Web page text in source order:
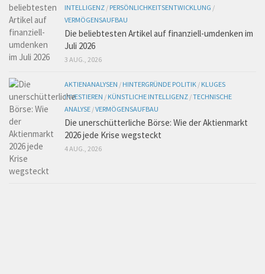
INTELLIGENZ / PERSÖNLICHKEITSENTWICKLUNG /
VERMÖGENSAUFBAU
Die beliebtesten Artikel auf finanziell-umdenken im
Juli 2026
3 AUG., 2026
AKTIENANALYSEN / HINTERGRÜNDE POLITIK / KLUGES
INVESTIEREN / KÜNSTLICHE INTELLIGENZ /TECHNISCHE
ANALYSE /VERMÖGENSAUFBAU
Die unerschütterliche Börse: Wie der Aktienmarkt
2026 jede Krise wegsteckt
4 AUG., 2026